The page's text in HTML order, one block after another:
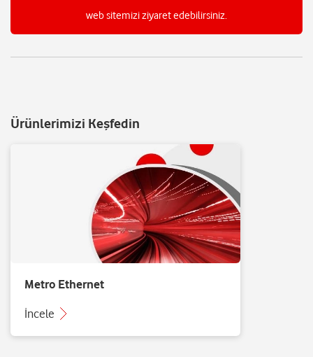
web sitemizi ziyaret edebilirsiniz.
Ürünlerimizi Keşfedin
Metro Ethernet
İncele